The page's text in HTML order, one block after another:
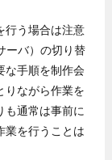
行う場合は注意
ーバ）の切り替
な手順を制作会
りながら作業を
も通常は事前に
業を行うことは